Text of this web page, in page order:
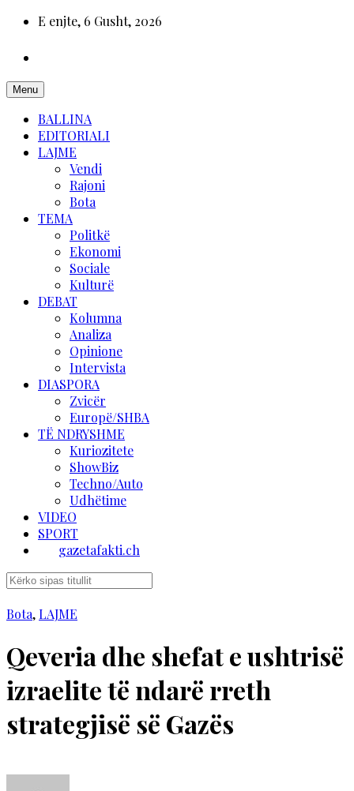
E enjte, 6 Gusht, 2026
Menu
BALLINA
EDITORIALI
LAJME
Vendi
Rajoni
Bota
TEMA
Politkë
Ekonomi
Sociale
Kulturë
DEBAT
Kolumna
Analiza
Opinione
Intervista
DIASPORA
Zvicër
Europë/SHBA
TË NDRYSHME
Kuriozitete
ShowBiz
Techno/Auto
Udhëtime
VIDEO
SPORT
gazetafakti.ch
Bota,LAJME
Qeveria dhe shefat e ushtrisë
izraelite të ndarë rreth
strategjisë së Gazës